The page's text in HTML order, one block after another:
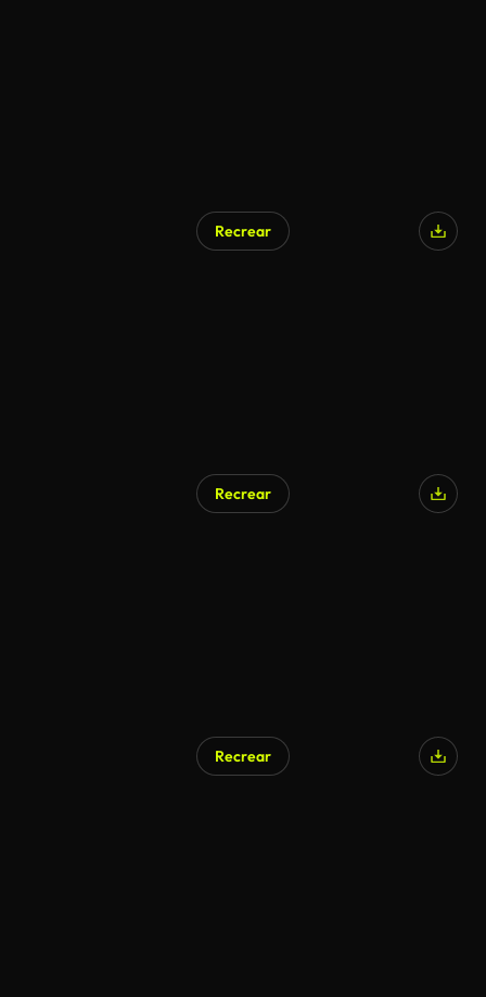
Recrear
Recrear
Recrear